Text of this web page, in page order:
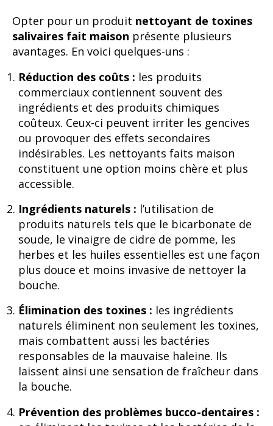
Opter pour un produit nettoyant de toxines
salivaires fait maison présente plusieurs
avantages. En voici quelques-uns :
Réduction des coûts : les produits
commerciaux contiennent souvent des
ingrédients et des produits chimiques
coûteux. Ceux-ci peuvent irriter les gencives
ou provoquer des effets secondaires
indésirables. Les nettoyants faits maison
constituent une option moins chère et plus
accessible.
Ingrédients naturels : l’utilisation de
produits naturels tels que le bicarbonate de
soude, le vinaigre de cidre de pomme, les
herbes et les huiles essentielles est une façon
plus douce et moins invasive de nettoyer la
bouche.
Élimination des toxines : les ingrédients
naturels éliminent non seulement les toxines,
mais combattent aussi les bactéries
responsables de la mauvaise haleine. Ils
laissent ainsi une sensation de fraîcheur dans
la bouche.
Prévention des problèmes bucco-dentaires :